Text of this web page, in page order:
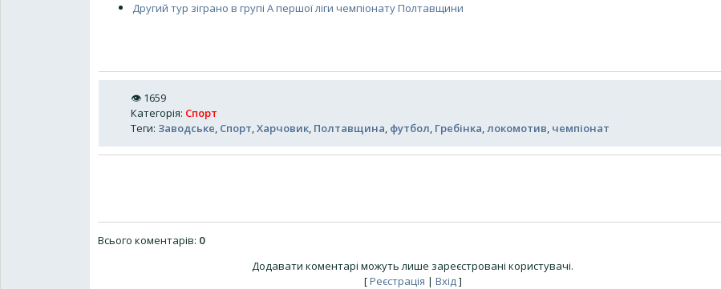
Другий тур зіграно в групі A першої ліги чемпіонату Полтавщини
👁 1659
Категорія: Спорт
Теги: Заводське, Спорт,Харчовик, Полтавщина, футбол, Гребінка,локомотив, чемпіонат
Всього коментарів: 0
Додавати коментарі можуть лише зареєстровані користувачі.
[Реєстрація | Вхід]